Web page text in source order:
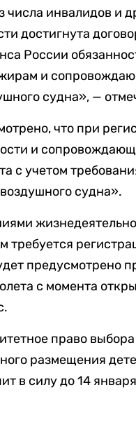
инвалидов и
достигнута
России
и
судна», —
что при
и
с учетом
судна».
предусмотрено
с момента
право
размещения
в силу до 14